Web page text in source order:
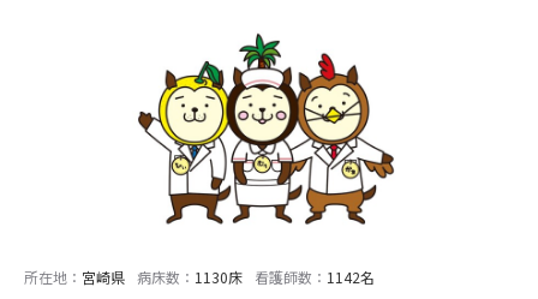
所在地： 宮崎県 病床数： 1130床 看護師数： 1142名